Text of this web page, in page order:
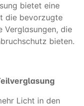
bietet eine
die bevorzugte
Verglasungen, die
bieten.
Licht in den